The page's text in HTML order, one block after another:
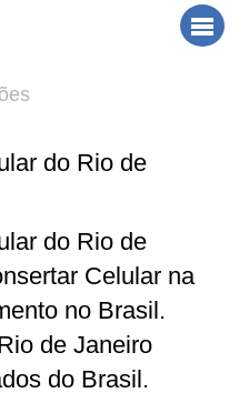
do Rio de
do Rio de
Celular na
no Brasil.
de Janeiro
do Brasil.